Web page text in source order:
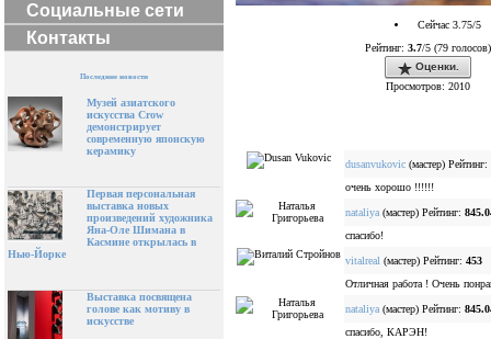
Социальные сети
Контакты
Последние новости
Музей азиатского
искусства Crow
демонстрирует
современную японскую
керамику
Первая персональная
выставка новых
произведений художника
Яна-Оле Шимана в
Касмине открылась в
Нью-Йорке
Выставка посвящена
голове как мотиву в
искусстве
Сейчас 3.75/5
Рейтинг: 3.7/5 (79 голосов)
Оценки.
Просмотров: 2010
dusanvukovic (мастер) Рейтинг:
очень хорошо !!!!!!
nataliya (мастер) Рейтинг:
спасибо!
vitalreal (мастер) Рейтинг: 453
Отличная работа ! Очень
nataliya (мастер) Рейтинг:
спасибо, КАРЭН!